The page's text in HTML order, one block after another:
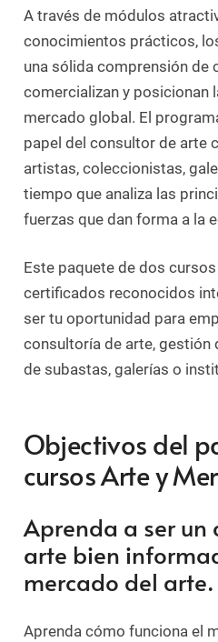
A través de módulos
conocimientos prácticos,
una sólida comprensión de
comercializan y posicionan
mercado global. El
papel del consultor de arte
artistas, coleccionistas,
tiempo que analiza las
fuerzas que dan forma a la
Este paquete de dos
certificados reconocidos
ser tu oportunidad para
consultoría de arte, gestión
de subastas, galerías o
Objectivos del
cursos Arte y
Aprenda a ser un
arte bien
mercado del arte.
Aprenda cómo funciona el